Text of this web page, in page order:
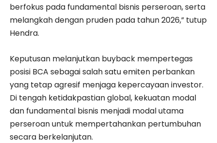
berfokus pada fundamental bisnis perseroan, serta
melangkah dengan pruden pada tahun 2026,” tutup
Hendra.
Keputusan melanjutkan buyback mempertegas
posisi BCA sebagai salah satu emiten perbankan
yang tetap agresif menjaga kepercayaan investor.
Di tengah ketidakpastian global, kekuatan modal
dan fundamental bisnis menjadi modal utama
perseroan untuk mempertahankan pertumbuhan
secara berkelanjutan.